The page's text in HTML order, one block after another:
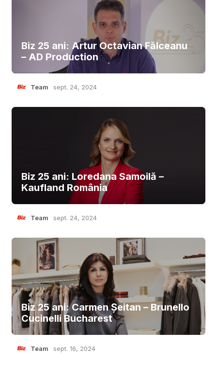
Biz 25 ani: Artur Octavian Fălceanu
– AD Production
Team sept. 24, 2024
Biz 25 ani: Loredana Samoilă –
Kaufland România
Team sept. 24, 2024
Biz 25 ani: Carmen Șeitan – Brunello
Cucinelli Bucharest
Team sept. 16, 2024